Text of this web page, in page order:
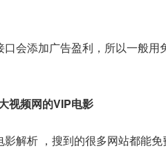
口会添加广告盈利，所以一般
视频网的VIP电影
解析 ，搜到的很多网站都能免